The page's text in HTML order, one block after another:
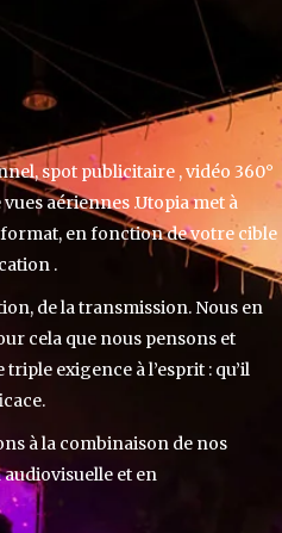
spot publicitaire , vidéo 360°
aériennes .Utopia met à
en fonction de votre cible
.
de la transmission. Nous en
cela que nous pensons et
exigence à l’esprit : qu’il
à la combinaison de nos
et en